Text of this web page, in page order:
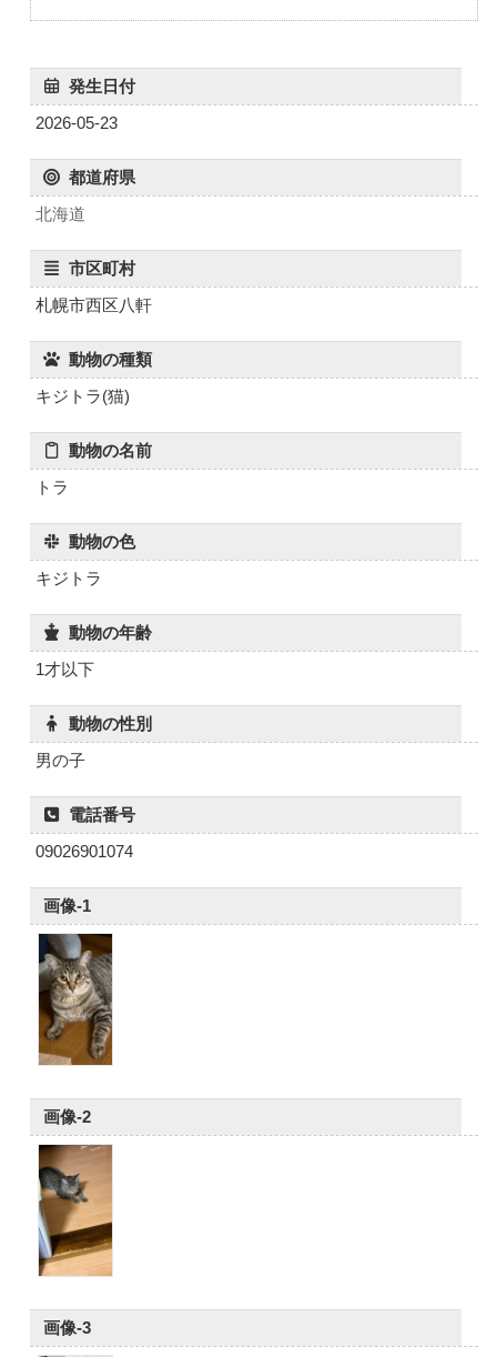
発生日付
2026-05-23
都道府県
北海道
市区町村
札幌市西区八軒
動物の種類
キジトラ(猫)
動物の名前
トラ
動物の色
キジトラ
動物の年齢
1才以下
動物の性別
男の子
電話番号
09026901074
画像-1
画像-2
画像-3